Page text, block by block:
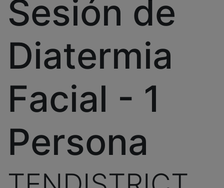
Sesión de
Diatermia
Facial - 1
Persona